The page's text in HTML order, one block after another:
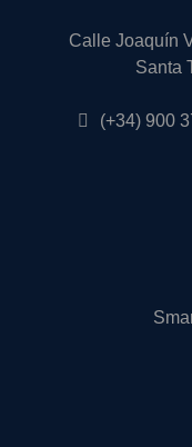
Calle Joaquín
Santa
(+34) 900